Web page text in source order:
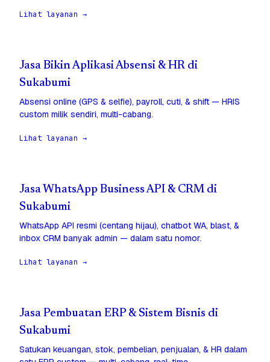
Lihat layanan →
Jasa Bikin Aplikasi Absensi & HR di
Sukabumi
Absensi online (GPS & selfie), payroll, cuti, & shift — HRIS
custom milik sendiri, multi-cabang.
Lihat layanan →
Jasa WhatsApp Business API & CRM di
Sukabumi
WhatsApp API resmi (centang hijau), chatbot WA, blast, &
inbox CRM banyak admin — dalam satu nomor.
Lihat layanan →
Jasa Pembuatan ERP & Sistem Bisnis di
Sukabumi
Satukan keuangan, stok, pembelian, penjualan, & HR dalam